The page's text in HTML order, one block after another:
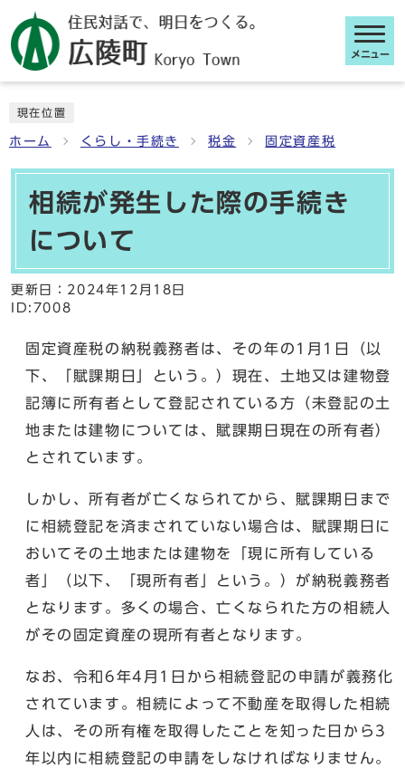
メニュー
現在位置
ホーム くらし・手続き 税金 固定資産税
相続が発生した際の手続き
について
更新日： 2024年12月18日
ID:7008
固定資産税の納税義務者は、その年の1月1日（以
下、「賦課期日」という。）現在、土地又は建物登
記簿に所有者として登記されている方（未登記の土
地または建物については、賦課期日現在の所有者）
とされています。
しかし、所有者が亡くなられてから、賦課期日まで
に相続登記を済まされていない場合は、賦課期日に
おいてその土地または建物を「現に所有している
者」（以下、「現所有者」という。）が納税義務者
となります。多くの場合、亡くなられた方の相続人
がその固定資産の現所有者となります。
なお、令和6年4月1日から相続登記の申請が義務化
されています。相続によって不動産を取得した相続
人は、その所有権を取得したことを知った日から3
年以内に相続登記の申請をしなければなりません。